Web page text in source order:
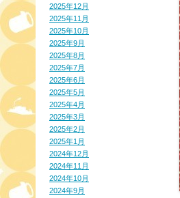
2025年12月
2025年11月
2025年10月
2025年9月
2025年8月
2025年7月
2025年6月
2025年5月
2025年4月
2025年3月
2025年2月
2025年1月
2024年12月
2024年11月
2024年10月
2024年9月